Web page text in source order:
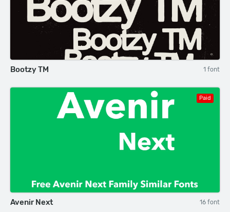
Bootzy TM 1 font
Paid
Avenir Next 16 font